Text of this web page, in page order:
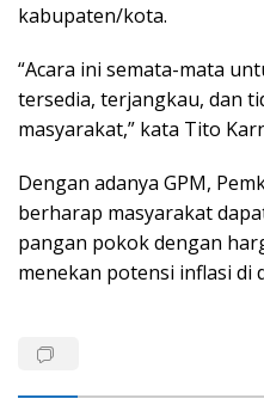
kabupaten/kota.
“Acara ini semata-mata
tersedia, terjangkau, dan
masyarakat,” kata Tito
Dengan adanya GPM,
berharap masyarakat
pangan pokok dengan
menekan potensi inflasi di